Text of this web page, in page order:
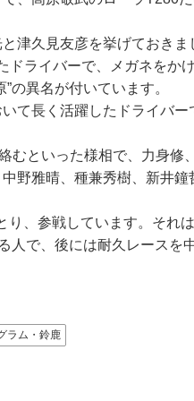
津久見友彦を挙げておきま
ドライバーで、メガネをか
の異名が付いています。
て長く活躍したドライバー
むといった様相で、力身修
野雅晴、種兼秀樹、新井
、参戦しています。それ
人で、後には耐久レースを
ラム・鈴鹿